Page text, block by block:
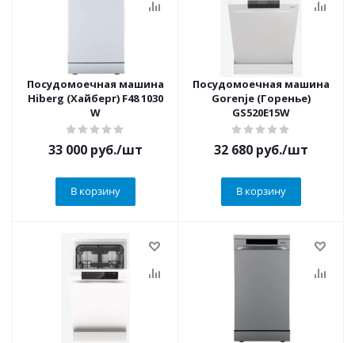
Посудомоечная машина
Hiberg (Хайберг) F48 1030
W
33 000 руб./шт
В корзину
Посудомоечная машина
Gorenje (Горенье)
GS520E15W
32 680 руб./шт
В корзину